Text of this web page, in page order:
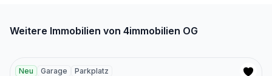
Weitere Immobilien von 4immobilien OG
Neu Garage Parkplatz